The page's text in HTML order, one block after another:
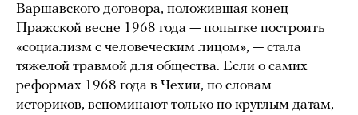
Варшавского договора, положившая конец
Пражской весне 1968 года — попытке построить
«социализм с человеческим лицом», — стала
тяжелой травмой для общества. Если о самих
реформах 1968 года в Чехии, по словам
историков, вспоминают только по круглым датам,